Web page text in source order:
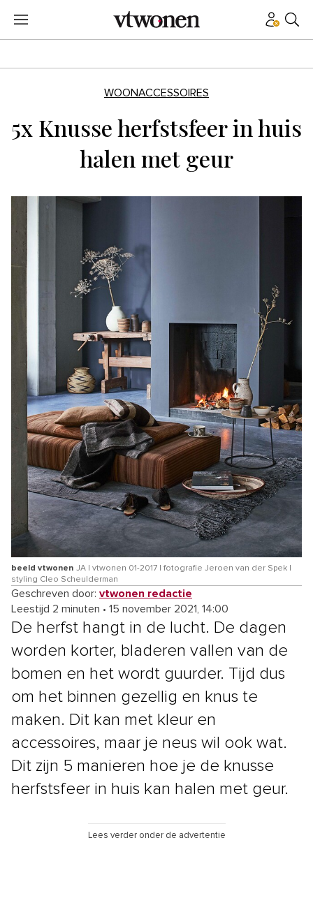
WOONACCESSOIRES
5x Knusse herfstsfeer in huis
halen met geur
beeld vtwonen JA | vtwonen 01-2017 | fotografie Jeroen van der Spek |
styling Cleo Scheulderman
Geschreven door: vtwonen redactie
Leestijd 2 minuten • 15 november 2021, 14:00
De herfst hangt in de lucht. De dagen
worden korter, bladeren vallen van de
bomen en het wordt guurder. Tijd dus
om het binnen gezellig en knus te
maken. Dit kan met kleur en
accessoires, maar je neus wil ook wat.
Dit zijn 5 manieren hoe je de knusse
herfstsfeer in huis kan halen met geur.
Lees verder onder de advertentie